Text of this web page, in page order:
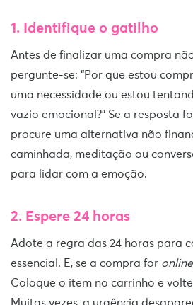
1. Identifique o gatilho
Antes de finalizar uma compra
pergunte-se: “Por que estou
uma necessidade ou estou
vazio emocional?” Se a resposta
procure uma alternativa não
caminhada, meditação ou
para lidar com a emoção.
2. Espere 24 horas
Adote a regra das 24 horas para
essencial. E, se a compra for online
Coloque o item no carrinho e